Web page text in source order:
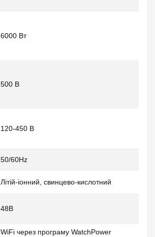
6000 Вт
500 В
120-450 В
50/60Hz
Літій-іонний, свинцево-кислотний
48В
WiFi через програму WatchPower